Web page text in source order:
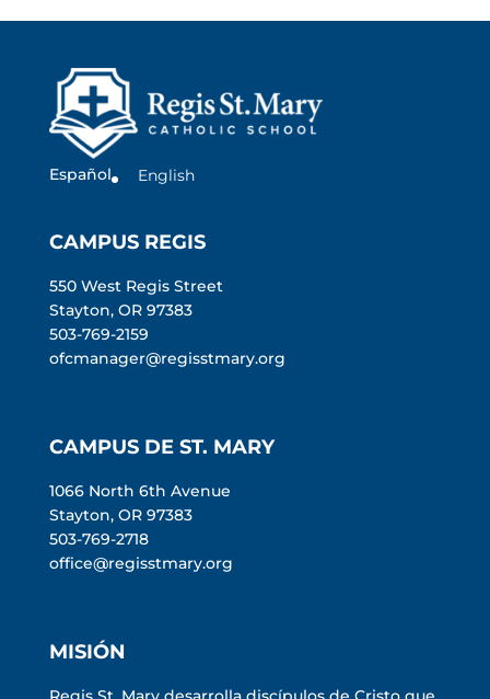
Español English
CAMPUS REGIS
550 West Regis Street
Stayton, OR 97383
503-769-2159
ofcmanager@regisstmary.org
CAMPUS DE ST. MARY
1066 North 6th Avenue
Stayton, OR 97383
503-769-2718
office@regisstmary.org
MISIÓN